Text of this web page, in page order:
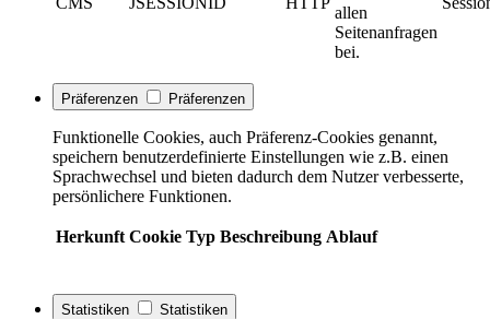
allen
Seitenanfragen
bei.
Präferenzen Präferenzen
Funktionelle Cookies, auch Präferenz-Cookies genannt,
speichern benutzerdefinierte Einstellungen wie z.B. einen
Sprachwechsel und bieten dadurch dem Nutzer verbesserte,
persönlichere Funktionen.
Herkunft Cookie Typ Beschreibung Ablauf
Statistiken Statistiken